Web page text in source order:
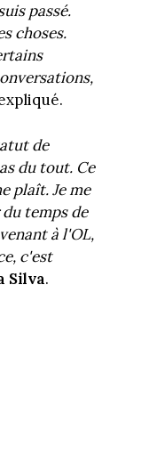
passé.
choses.
de
du tout. Ce
plaît. Je me
temps de
à l'OL,
c'est
Silva.